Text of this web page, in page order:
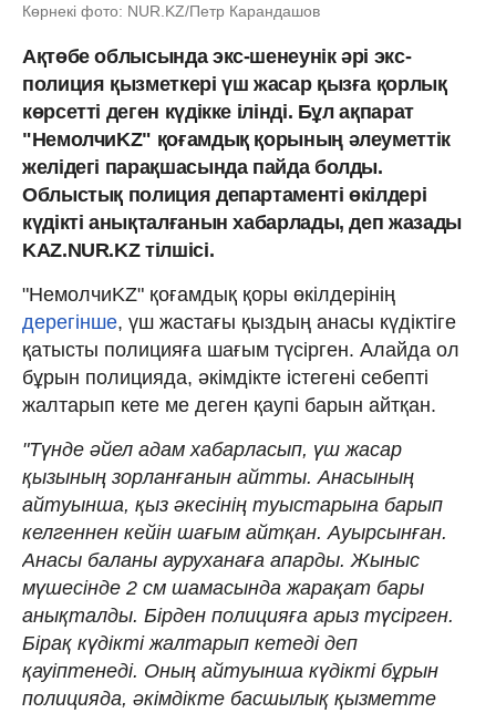
Көрнекі фото: NUR.KZ/Петр Карандашов
Ақтөбе облысында экс-шенеунік әрі экс-
полиция қызметкері үш жасар қызға қорлық
көрсетті деген күдікке ілінді. Бұл ақпарат
"НемолчиKZ" қоғамдық қорының әлеуметтік
желідегі парақшасында пайда болды.
Облыстық полиция департаменті өкілдері
күдікті анықталғанын хабарлады, деп жазады
KAZ.NUR.KZ тілшісі.
"НемолчиKZ" қоғамдық қоры өкілдерінің
дерегінше, үш жастағы қыздың анасы күдіктіге
қатысты полицияға шағым түсірген. Алайда ол
бұрын полицияда, әкімдікте істегені себепті
жалтарып кете ме деген қаупі барын айтқан.
"Түнде әйел адам хабарласып, үш жасар
қызының зорланғанын айтты. Анасының
айтуынша, қыз әкесінің туыстарына барып
келгеннен кейін шағым айтқан. Ауырсынған.
Анасы баланы ауруханаға апарды. Жыныс
мүшесінде 2 см шамасында жарақат бары
анықталды. Бірден полицияға арыз түсірген.
Бірақ күдікті жалтарып кетеді деп
қауіптенеді. Оның айтуынша күдікті бұрын
полицияда, әкімдікте басшылық қызметте